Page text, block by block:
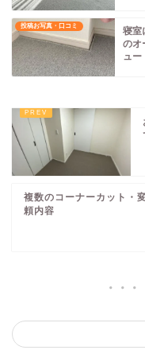
投稿お写真・口コミ
寝室
のオ
ュー
複数のコーナーカット・
頼内容